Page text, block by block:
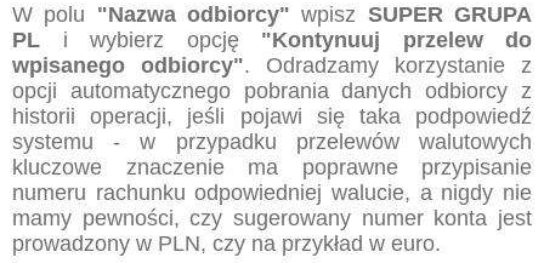
W polu "Nazwa odbiorcy" wpisz SUPER GRUPA
PL i wybierz opcję "Kontynuuj przelew do
wpisanego odbiorcy". Odradzamy korzystanie z
opcji automatycznego pobrania danych odbiorcy z
historii operacji, jeśli pojawi się taka podpowiedź
systemu - w przypadku przelewów walutowych
kluczowe znaczenie ma poprawne przypisanie
numeru rachunku odpowiedniej walucie, a nigdy nie
mamy pewności, czy sugerowany numer konta jest
prowadzony w PLN, czy na przykład w euro.